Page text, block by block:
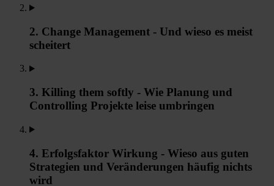
2. Change Management - Und wieso es meist
scheitert
3. Killing them softly - Wie Planung und
Controlling Projekte leise umbringen
4. Erfolgsfaktor Wirkung - Wieso aus guten
Strategien und Veränderungen häufig nichts
wird